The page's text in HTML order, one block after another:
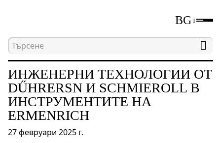
BG
Начална страница Инженерни
ИНЖЕНЕРНИ ТЕХНОЛОГИИ ОТ
DŰHRERSN И SCHMIEROLL В
ИНСТРУМЕНТИТЕ НА
ERMENRICH
27 февруари 2025 г.